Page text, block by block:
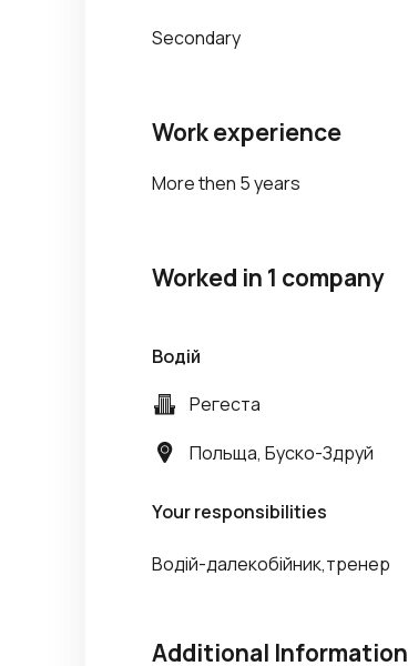
Secondary
Work experience
More then 5 years
Водій
Регеста
Польща, Буско-Здруй
Your responsibilities
Водій-далекобійник,тренер
Worked in 1 company
Additional Information